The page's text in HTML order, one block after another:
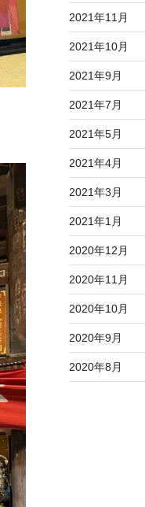
2021年11月
2021年10月
2021年9月
2021年7月
2021年5月
2021年4月
2021年3月
2021年1月
2020年12月
2020年11月
2020年10月
2020年9月
2020年8月